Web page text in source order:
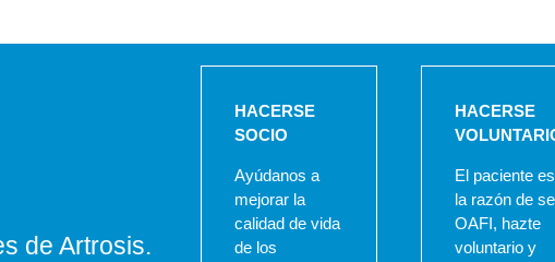
de Artrosis.
HACERSE
SOCIO
Ayúdanos a
mejorar la
calidad de vida
de los
HACERSE
El paciente es
la razón de
OAFI, hazte
voluntario y